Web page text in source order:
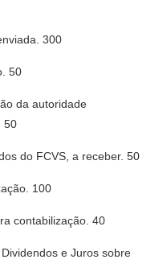
300
50
da autoridade
50
do FCVS, a receber. 50
100
contabilização. 40
e Juros sobre